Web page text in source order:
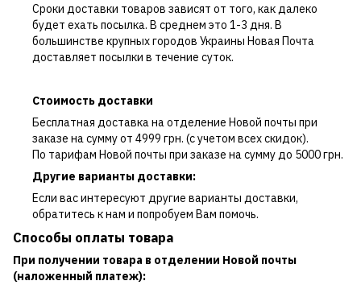
Сроки доставки товаров зависят от того, как далеко
будет ехать посылка. В среднем это 1-3 дня. В
большинстве крупных городов Украины Новая Почта
доставляет посылки в течение суток.
Стоимость доставки
Бесплатная доставка на отделение Новой почты при
заказе на сумму от 4999 грн. (с учетом всех скидок).
По тарифам Новой почты при заказе на сумму до 5000 грн.
Другие варианты доставки:
Если вас интересуют другие варианты доставки,
обратитесь к нам и попробуем Вам помочь.
Способы оплаты товара
При получении товара в отделении Новой почты
(наложенный платеж):